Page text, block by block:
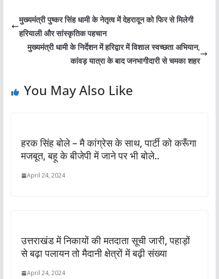
मुख्यमंत्री पुष्कर सिंह धामी के नेतृत्व में देहरादून को फिर से मिलेगी
हरियाली और सांस्कृतिक पहचान
मुख्यमंत्री धामी के निर्देशन में हरिद्वार में विशाल स्वच्छता अभियान,
कांवड़ यात्रा के बाद जनभागीदारी से चमका शहर
You May Also Like
हरक सिंह बोले – मै कांग्रेस के साथ, पार्टी को करूँगा
मजबूत, बहू के बीजेपी में जाने पर भी बोले..
April 24, 2024
उत्तराखंड में निकायों की मतदाता सूची जारी, पहाड़ों
से बढ़ा पलायन तो मैदानी क्षेत्रों में बढ़ी संख्या
April 24, 2024